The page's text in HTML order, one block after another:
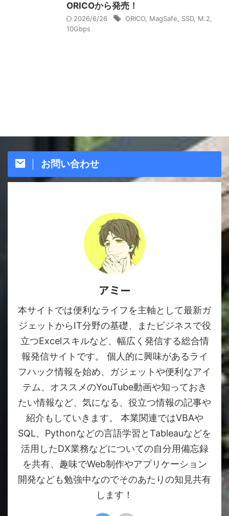
ORICOから発売！
2026/6/26 ORICO MagSafe SSD, M.2
10Gbps
お問い合わせ
アミー
本サイトでは便利なライフを主軸として最新ガ
ジェットからIT分野の基礎、またビジネスで役
立つExcelスキルなど、幅広く発信する総合情
報発信サイトです。 個人的に興味があるライ
フハック情報を始め、ガジェットや便利なアイ
テム、オススメのYouTube動画や知っておき
たい情報など、気になる、役立つ情報の記事や
紹介もしていきます。 本業関連ではVBAや
SQL、Pythonなどの言語学習とTableauなどを
活用したDX業務などについての自分用備忘録
を共有、趣味でWeb制作やアプリケーション
開発なども勉強中なのでそのあたりの知見共有
します！